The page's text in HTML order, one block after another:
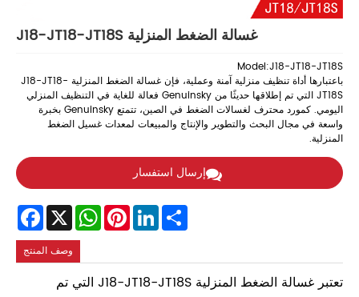
غسالة الضغط المنزلية J18-JT18-JT18S
Model:J18-JT18-JT18S
باعتبارها أداة تنظيف منزلية آمنة وعملية، فإن غسالة الضغط المنزلية J18-JT18-
JT18S التي تم إطلاقها حديثًا من Genuinsky فعالة للغاية في التنظيف المنزلي
اليومي. كمورد محترف لغسالات الضغط في الصين، تتمتع Genuinsky بخبرة
واسعة في مجال البحث والتطوير والإنتاج والمبيعات لمعدات غسيل الضغط
المنزلية.
إرسال استفسار
X
WhatsAppPinterestLinkedIn Share
وصف المنتج
تعتبر غسالة الضغط المنزلية J18-JT18-JT18S التي تم